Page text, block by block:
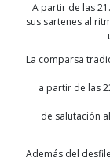
A partir de las
sus sartenes al
La comparsa
a partir de las
de salutación
Además del